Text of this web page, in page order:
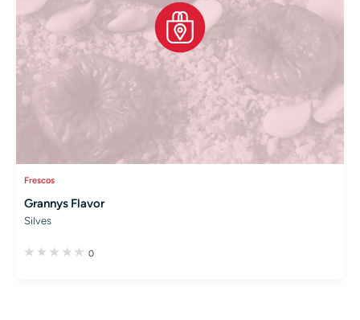
Frescos
Grannys Flavor
Silves
0